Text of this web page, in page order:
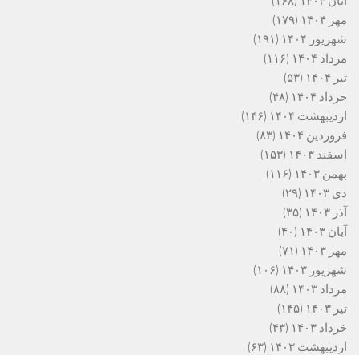
مهر ۱۴۰۴
(۱۷۹)
شهریور ۱۴۰۴
(۱۹۱)
مرداد ۱۴۰۴
(۱۱۶)
تیر ۱۴۰۴
(۵۳)
خرداد ۱۴۰۴
(۴۸)
اردیبهشت ۱۴۰۴
(۱۴۶)
فروردین ۱۴۰۴
(۸۳)
اسفند ۱۴۰۳
(۱۵۳)
بهمن ۱۴۰۳
(۱۱۶)
دی ۱۴۰۳
(۲۹)
آذر ۱۴۰۳
(۳۵)
آبان ۱۴۰۳
(۴۰)
مهر ۱۴۰۳
(۷۱)
شهریور ۱۴۰۳
(۱۰۶)
مرداد ۱۴۰۳
(۸۸)
تیر ۱۴۰۳
(۱۴۵)
خرداد ۱۴۰۳
(۴۳)
اردیبهشت ۱۴۰۳
(۶۳)